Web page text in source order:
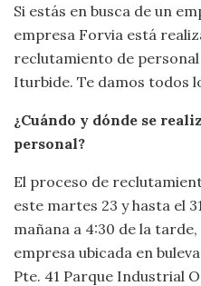
Si estás en busca de un
empresa Forvia está
reclutamiento de personal
Iturbide. Te damos todos
¿Cuándo y dónde se
personal?
El proceso de
este martes 23 y hasta el
mañana a 4:30 de la
empresa ubicada en
Pte. 41 Parque Industrial